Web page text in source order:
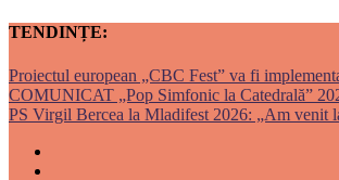
TENDINȚE:
Proiectul european „CBC Fest” va fi
COMUNICAT „Pop Simfonic la Catedrală”
PS Virgil Bercea la Mladifest 2026: „Am venit